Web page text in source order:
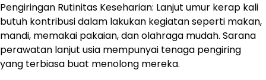
Pengiringan Rutinitas Keseharian: Lanjut umur kerap kali
butuh kontribusi dalam lakukan kegiatan seperti makan,
mandi, memakai pakaian, dan olahraga mudah. Sarana
perawatan lanjut usia mempunyai tenaga pengiring
yang terbiasa buat menolong mereka.